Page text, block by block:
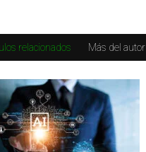
relacionados Más del autor